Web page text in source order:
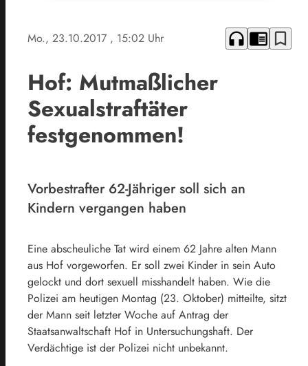
Mo., 23.10.2017 , 15:02 Uhr headphones chrome_reader_mode bookmark_border
Hof: Mutmaßlicher
Sexualstraftäter
festgenommen!
Vorbestrafter 62-Jähriger soll sich an
Kindern vergangen haben
Eine abscheuliche Tat wird einem 62 Jahre alten Mann
aus Hof vorgeworfen. Er soll zwei Kinder in sein Auto
gelockt und dort sexuell misshandelt haben. Wie die
Polizei am heutigen Montag (23. Oktober) mitteilte, sitzt
der Mann seit letzter Woche auf Antrag der
Staatsanwaltschaft Hof in Untersuchungshaft. Der
Verdächtige ist der Polizei nicht unbekannt.